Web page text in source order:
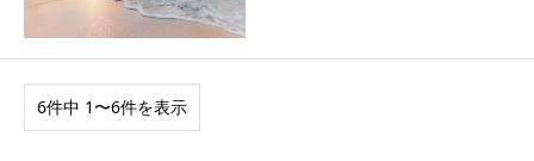
6件中 1〜6件を表示